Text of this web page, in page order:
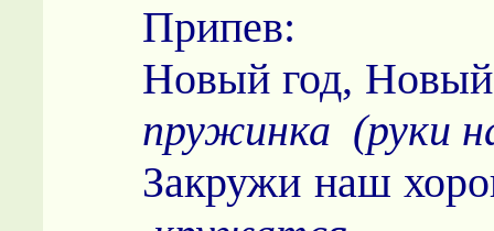
Припев:
Новый год,
пружинка (руки
Закружи